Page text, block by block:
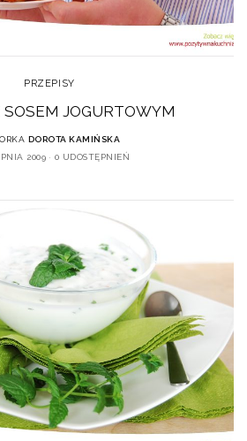
PRZEPISY
SOSEM JOGURTOWYM
DOROTA KAMIŃSKA
2009
0 UDOSTĘPNIEŃ